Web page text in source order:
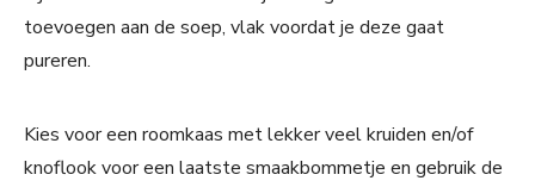
toevoegen aan de soep, vlak voordat je deze gaat
pureren.
Kies voor een roomkaas met lekker veel kruiden en/of
knoflook voor een laatste smaakbommetje en gebruik de